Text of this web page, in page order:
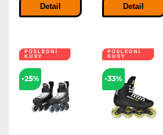
Detail Detail
POSLEDNÍ
KUSY
-25%
POSLEDNÍ
KUSY
-33%